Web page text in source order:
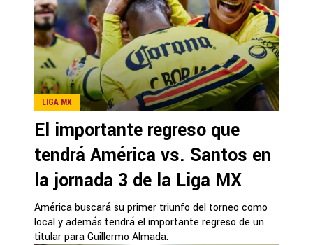
LIGA MX
El importante regreso que
tendrá América vs. Santos en
la jornada 3 de la Liga MX
América buscará su primer triunfo del torneo como
local y además tendrá el importante regreso de un
titular para Guillermo Almada.